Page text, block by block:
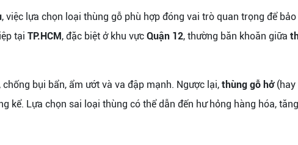
, việc lựa chọn loại thùng gỗ phù hợp đóng vai trò quan trọng để
tại TP.HCM, đặc biệt ở khu vực Quận 12, thường băn khoăn giữa
bụi bẩn, ẩm ướt và va đập mạnh. Ngược lại, thùng gỗ hở(hay
kể. Lựa chọn sai loại thùng có thể dẫn đến hư hỏng hàng hóa,